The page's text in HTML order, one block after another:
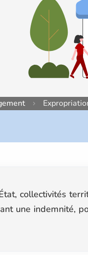
collectivités
une indemnité,